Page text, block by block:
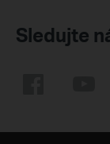
Sledujte